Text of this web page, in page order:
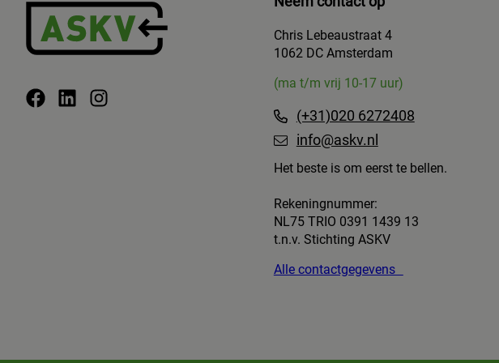
Chris Lebeaustraat 4
1062 DC Amsterdam
(ma t/m vrij 10-17 uur)
(+31)020 6272408
info@askv.nl
Het beste is om eerst te bellen.
Rekeningnummer:
NL75 TRIO 0391 1439 13
t.n.v. Stichting ASKV
Alle contactgegevens